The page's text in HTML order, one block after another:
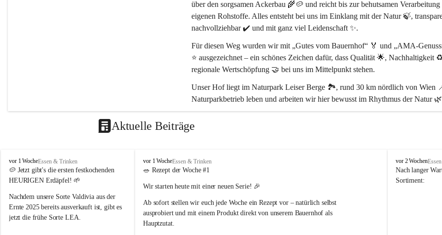
über den sorgsamen Ackerbau 🌾🥔 und reicht bis zur behutsamen Verarbeitung
eigenen Rohstoffe. Alles entsteht bei uns im Einklang mit der Natur 🍃,
nachvollziehbar ✔️ und mit ganz viel Leidenschaft ✨.
Für diesen Weg wurden wir mit „Gutes vom Bauernhof“ 🏅 und „AMA-
⭐ ausgezeichnet – ein schönes Zeichen dafür, dass Qualität 🌟, Nachhaltigkeit
regionale Wertschöpfung 🤝 bei uns im Mittelpunkt stehen.
Unser Hof liegt im Naturpark Leiser Berge 🏞️, rund 30 km nördlich von Wien
Naturparkbetrieb leben und arbeiten wir hier bewusst im Rhythmus der Natur
Aktuelle Beiträge
P
o
p
B
a
u
e
vor 1 WocheEssen & Trinken
🥔 Jetzt gibt's die ersten festkochenden
HEURIGEN Erdäpfel! 🌱
Nachdem unsere Sorte Valdivia aus der
Ernte 2025 bereits ausverkauft ist, gibt es
jetzt die frühe Sorte LEA.
P
o
p
a
u
e
vor 1 WocheEssen & Trinken
🥗 Rezept der Woche #1
Wir starten heute mit einer neuen Serie! 🎉
Ab sofort stellen wir euch jede Woche ein Rezept vor – natürlich selbst
ausprobiert und mit einem Produkt direkt von unserem Bauernhof als
Hauptzutat.
P
o
p
vor 2 Wochen
Nach langer
Sortiment: